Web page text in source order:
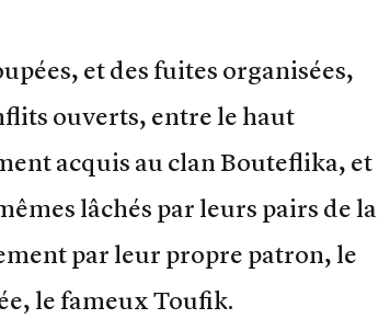
et des fuites organisées,
ouverts, entre le haut
acquis au clan Bouteflika, et
lâchés par leurs pairs de la
par leur propre patron, le
le fameux Toufik.